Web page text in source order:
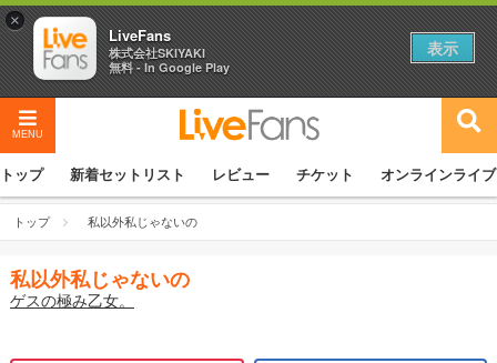
MENU
トップ 新着セットリスト レビュー チケット オンラインライブ
トップ 私以外私じゃないの
私以外私じゃないの
ゲスの極み乙女。
×
LiveFans
株式会社SKIYAKI
無料 - In Google Play
表示